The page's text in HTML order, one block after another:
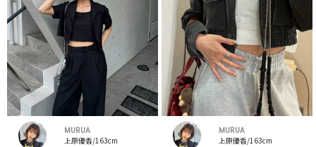
MURUA
上原優香/163cm
MURUA
上原優香/163cm